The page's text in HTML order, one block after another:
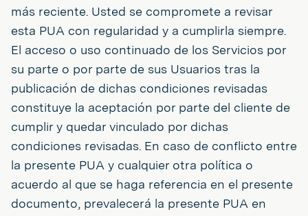
más reciente. Usted se compromete a revisar
esta PUA con regularidad y a cumplirla siempre.
El acceso o uso continuado de los Servicios por
su parte o por parte de sus Usuarios tras la
publicación de dichas condiciones revisadas
constituye la aceptación por parte del cliente de
cumplir y quedar vinculado por dichas
condiciones revisadas. En caso de conflicto entre
la presente PUA y cualquier otra política o
acuerdo al que se haga referencia en el presente
documento, prevalecerá la presente PUA en